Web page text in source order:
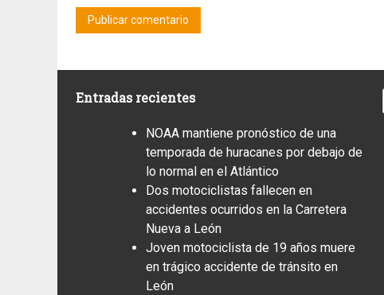
Entradas recientes
NOAA mantiene pronóstico de una
temporada de huracanes por debajo de
lo normal en el Atlántico
Dos motociclistas fallecen en
accidentes ocurridos en la Carretera
Nueva a León
Joven motociclista de 19 años muere
en trágico accidente de tránsito en
León